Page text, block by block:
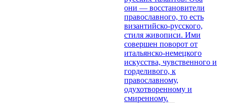
они — восстановители
православного, то есть
византийско-русского,
стиля живописи. Ими
совершен поворот от
итальянско-немецкого
искусства, чувственного и
горделивого, к
православному,
одухотворенному и
смиренному.